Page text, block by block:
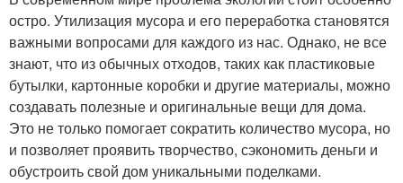
остро. Утилизация мусора и его переработка становятся
важными вопросами для каждого из нас. Однако, не все
знают, что из обычных отходов, таких как пластиковые
бутылки, картонные коробки и другие материалы, можно
создавать полезные и оригинальные вещи для дома.
Это не только помогает сократить количество мусора, но
и позволяет проявить творчество, сэкономить деньги и
обустроить свой дом уникальными поделками.